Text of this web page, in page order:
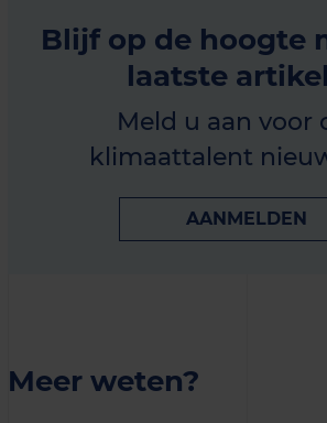
Blijf op de hoogte
laatste
Meld u aan voor
klimaattalent
AANMELDEN
Meer weten?